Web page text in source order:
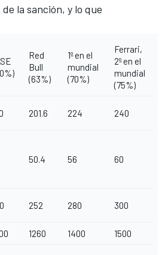
la sanción, y lo que
Red
Bull
(63%)
1º en el
mundial
(70%)
Ferrari,
2º en el
mundial
(75%)
201.6 224 240
50.4 56 60
252 280 300
1260 1400 1500